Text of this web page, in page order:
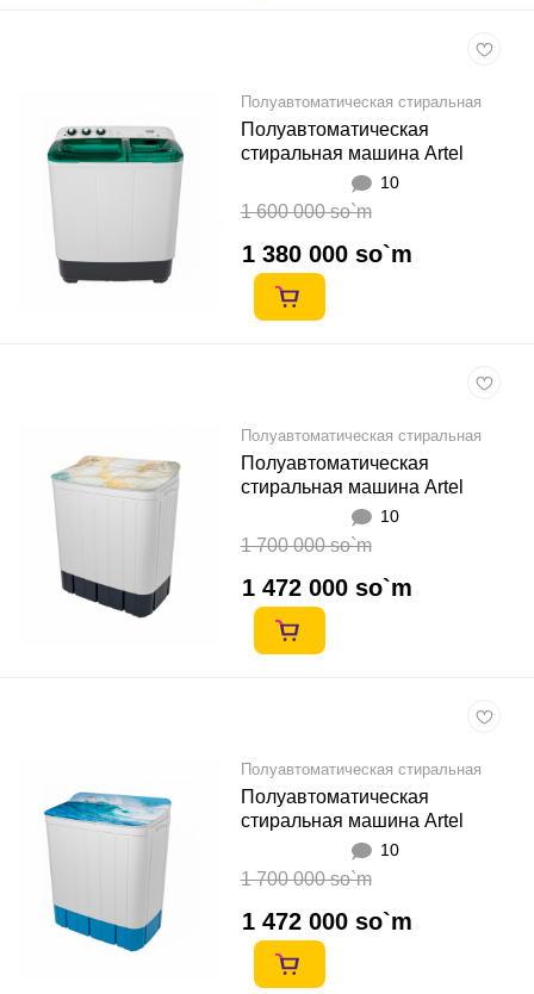
Полуавтоматическая стиральная
машина
Полуавтоматическая
стиральная машина Artel
TT70P 7кг Яшил10
1 600 000 so`m
1 380 000 so`m
Полуавтоматическая стиральная
машина
Полуавтоматическая
стиральная машина Artel
TG70FP 7кг Abstract 01 Беж
10
1 700 000 so`m
1 472 000 so`m
Полуавтоматическая стиральная
машина
Полуавтоматическая
стиральная машина Artel
TG70FP Water 01 Ҳаво ранг
10
1 700 000 so`m
1 472 000 so`m